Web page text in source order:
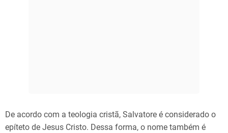
De acordo com a teologia cristã, Salvatore é considerado o
epíteto de Jesus Cristo. Dessa forma, o nome também é